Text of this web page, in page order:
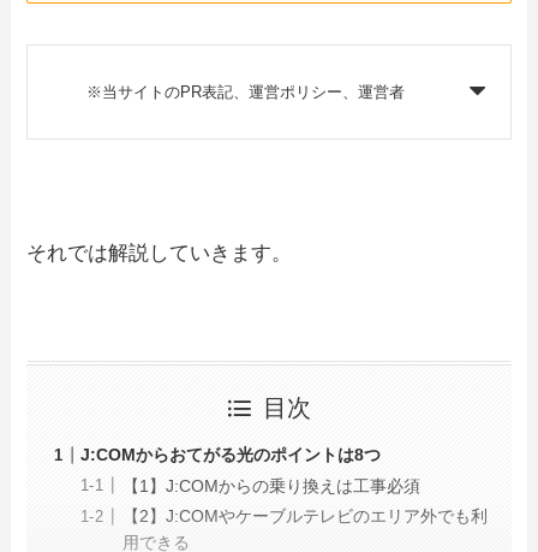
※当サイトのPR表記、運営ポリシー、運営者
それでは解説していきます。
目次
J:COMからおてがる光のポイントは8つ
【1】J:COMからの乗り換えは工事必須
【2】J:COMやケーブルテレビのエリア外でも利
用できる